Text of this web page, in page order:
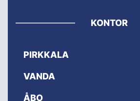
KONTOR
PIRKKALA
VANDA
ÅBO